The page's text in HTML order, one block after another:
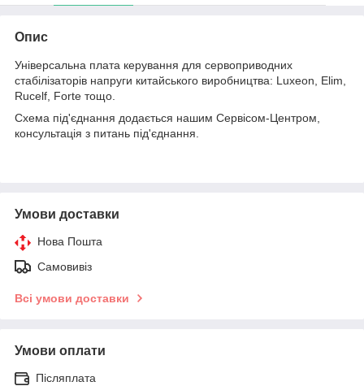
Опис
Універсальна плата керування для сервоприводних
стабілізаторів напруги китайського виробництва: Luxeon, Elim,
Rucelf, Forte тощо.
Схема під'єднання додається нашим Сервісом-Центром,
консультація з питань під'єднання.
Умови доставки
Нова Пошта
Самовивіз
Всі умови доставки
Умови оплати
Післяплата